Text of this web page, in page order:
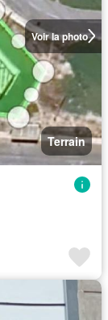
Voir la photo
Terrain